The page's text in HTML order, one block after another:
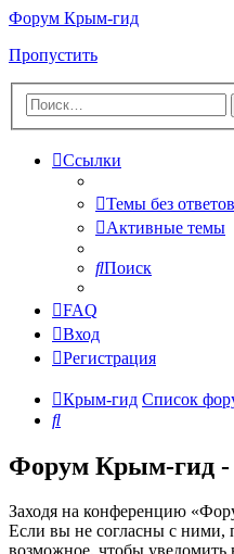
Форум Крым-гид
Пропустить
Ссылки
Темы без ответов
Активные темы
Поиск
FAQ
Вход
Регистрация
Крым-гид Список
Поиск
Форум Крым-гид
Заходя на конференцию
Если вы не согласны с ними,